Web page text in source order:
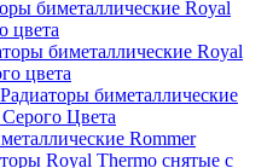
биметаллические Royal
цвета
биметаллические Royal
цвета
биметаллические
Цвета
Rommer
Royal Thermo снятые с